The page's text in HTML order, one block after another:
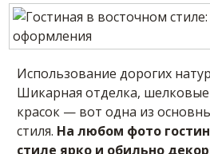
Использование дорогих
Шикарная отделка,
красок — вот одна из
стиля. На любом фото
стиле ярко и обильно